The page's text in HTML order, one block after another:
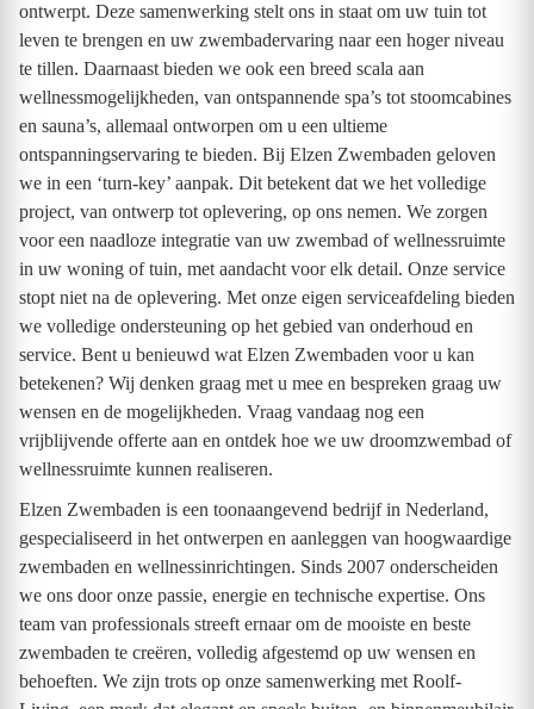
ontwerpt. Deze samenwerking stelt ons in staat om uw tuin tot
leven te brengen en uw zwembadervaring naar een hoger niveau
te tillen. Daarnaast bieden we ook een breed scala aan
wellnessmogelijkheden, van ontspannende spa’s tot stoomcabines
en sauna’s, allemaal ontworpen om u een ultieme
ontspanningservaring te bieden. Bij Elzen Zwembaden geloven
we in een ‘turn-key’ aanpak. Dit betekent dat we het volledige
project, van ontwerp tot oplevering, op ons nemen. We zorgen
voor een naadloze integratie van uw zwembad of wellnessruimte
in uw woning of tuin, met aandacht voor elk detail. Onze service
stopt niet na de oplevering. Met onze eigen serviceafdeling bieden
we volledige ondersteuning op het gebied van onderhoud en
service. Bent u benieuwd wat Elzen Zwembaden voor u kan
betekenen? Wij denken graag met u mee en bespreken graag uw
wensen en de mogelijkheden. Vraag vandaag nog een
vrijblijvende offerte aan en ontdek hoe we uw droomzwembad of
wellnessruimte kunnen realiseren.
Elzen Zwembaden is een toonaangevend bedrijf in Nederland,
gespecialiseerd in het ontwerpen en aanleggen van hoogwaardige
zwembaden en wellnessinrichtingen. Sinds 2007 onderscheiden
we ons door onze passie, energie en technische expertise. Ons
team van professionals streeft ernaar om de mooiste en beste
zwembaden te creëren, volledig afgestemd op uw wensen en
behoeften. We zijn trots op onze samenwerking met Roolf-